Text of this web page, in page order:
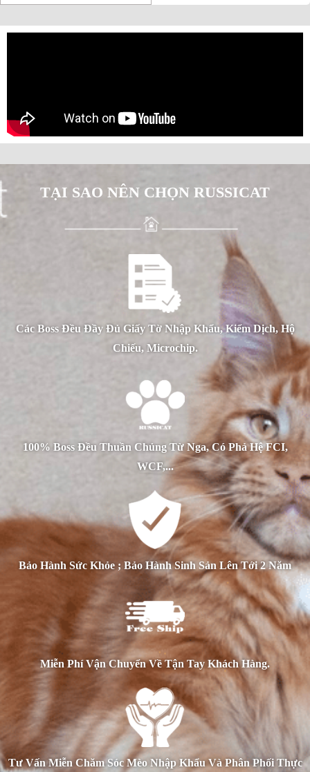
TẠI SAO NÊN CHỌN RUSSICAT
Các Boss Đều Đầy Đủ Giấy Tờ Nhập Khẩu, Kiểm Dịch, Hộ
Chiếu, Microchip.
100% Boss Đều Thuần Chủng Từ Nga, Có Phả Hệ FCI,
WCF,...
Bảo Hành Sức Khỏe ; Bảo Hành Sinh Sản Lên Tới 2 Năm
Miễn Phí Vận Chuyển Về Tận Tay Khách Hàng.
Tư Vấn Miễn Chăm Sóc Mèo Nhập Khẩu Và Phân Phối Thực